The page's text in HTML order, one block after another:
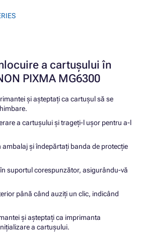
a cartușului în
PIXMA MG6300
și așteptați ca cartușul să se
a cartușului și trageți-l ușor pentru a-l
și îndepărtați banda de protecție
suportul corespunzător, asigurându-vă
până când auziți un clic, indicând
și așteptați ca imprimanta
a cartușului.